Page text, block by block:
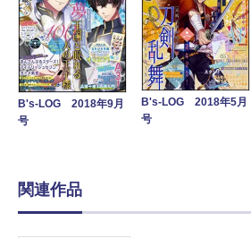
B's-LOG 2018年9月
号
B's-LOG 2018年5月
号
関連作品